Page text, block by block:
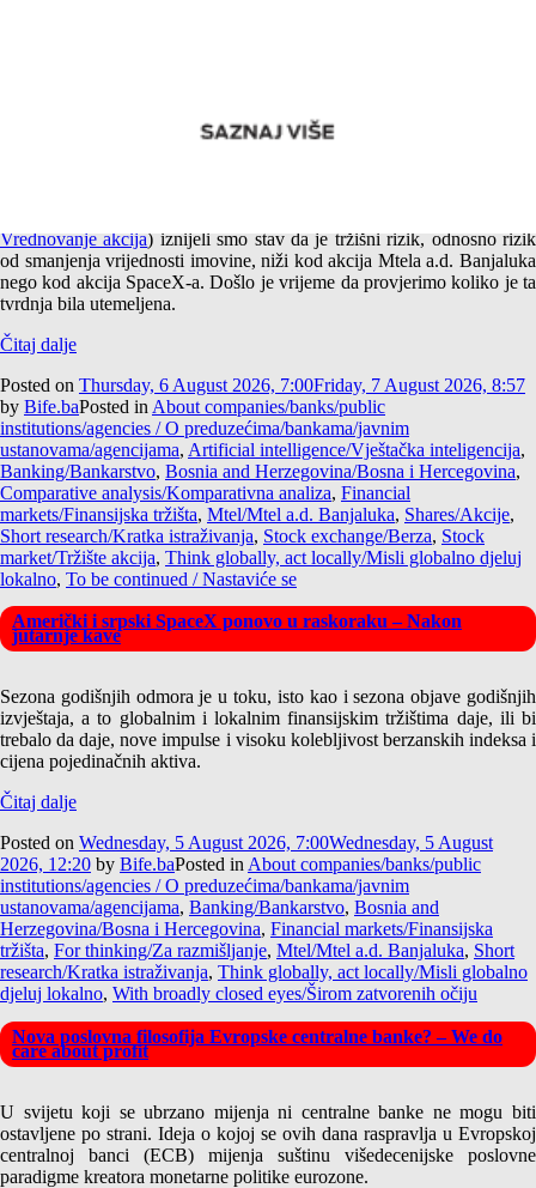
Empirijska potvrda različitog tržišnog rizika akcija Mtela a.d.
Vrednovanje akcija) iznijeli smo stav da je tržišni rizik, odnosno rizik
od smanjenja vrijednosti imovine, niži kod akcija Mtela a.d. Banjaluka
nego kod akcija SpaceX-a. Došlo je vrijeme da provjerimo koliko je ta
tvrdnja bila utemeljena.
Čitaj dalje
Posted on Thursday, 6 August 2026, 7:00Friday, 7 August 2026, 8:57
by Bife.baPosted in About companies/banks/public
institutions/agencies / O preduzećima/bankama/javnim
ustanovama/agencijama, Artificial intelligence/Vještačka inteligencija,
Banking/Bankarstvo, Bosnia and Herzegovina/Bosna i Hercegovina,
Comparative analysis/Komparativna analiza, Financial
markets/Finansijska tržišta, Mtel/Mtel a.d. Banjaluka, Shares/Akcije,
Short research/Kratka istraživanja, Stock exchange/Berza, Stock
market/Tržište akcija, Think globally, act locally/Misli globalno djeluj
lokalno, To be continued / Nastaviće se
Američki i srpski SpaceX ponovo u raskoraku – Nakon
jutarnje kave
Sezona godišnjih odmora je u toku, isto kao i sezona objave godišnjih
izvještaja, a to globalnim i lokalnim finansijskim tržištima daje, ili bi
trebalo da daje, nove impulse i visoku kolebljivost berzanskih indeksa i
cijena pojedinačnih aktiva.
Čitaj dalje
Posted on Wednesday, 5 August 2026, 7:00Wednesday, 5 August
2026, 12:20 by Bife.baPosted inAbout companies/banks/public
institutions/agencies / O preduzećima/bankama/javnim
ustanovama/agencijama, Banking/Bankarstvo, Bosnia and
Herzegovina/Bosna i Hercegovina, Financial markets/Finansijska
tržišta, For thinking/Za razmišljanje, Mtel/Mtel a.d. Banjaluka, Short
research/Kratka istraživanja, Think globally, act locally/Misli globalno
djeluj lokalno, With broadly closed eyes/Širom zatvorenih očiju
Nova poslovna filosofija Evropske centralne banke? – We do
care about profit
U svijetu koji se ubrzano mijenja ni centralne banke ne mogu biti
ostavljene po strani. Ideja o kojoj se ovih dana raspravlja u Evropskoj
centralnoj banci (ECB) mijenja suštinu višedecenijske poslovne
paradigme kreatora monetarne politike eurozone.